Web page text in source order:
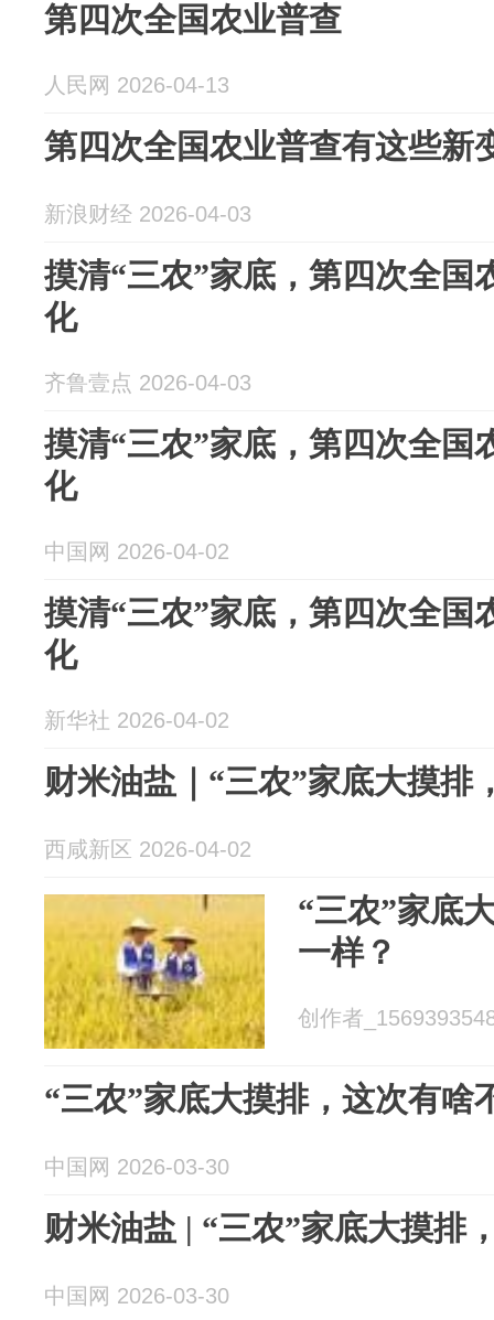
第四次全国农业普查
人民网 2026-04-13
第四次全国农业普查有这些新
新浪财经 2026-04-03
摸清“三农”家底，第四次全国
化
齐鲁壹点 2026-04-03
摸清“三农”家底，第四次全国
化
中国网 2026-04-02
摸清“三农”家底，第四次全国
化
新华社 2026-04-02
财米油盐｜“三农”家底大摸排
西咸新区 2026-04-02
“三农”家底
一样？
创作者
“三农”家底大摸排，这次有啥
中国网 2026-03-30
财米油盐 | “三农”家底大摸排
中国网 2026-03-30